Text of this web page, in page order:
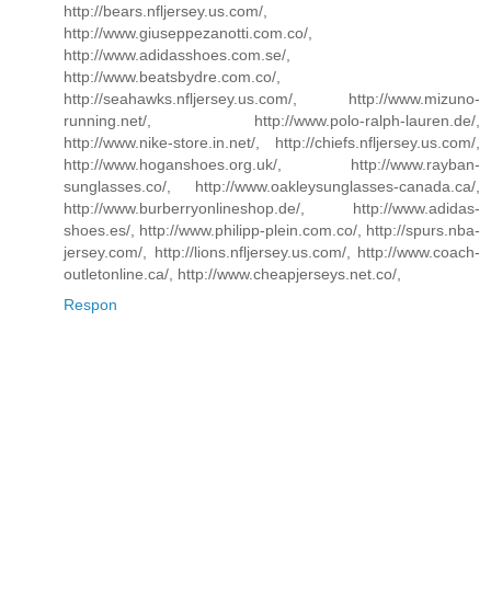
http://bears.nfljersey.us.com/,
http://www.giuseppezanotti.com.co/,
http://www.adidasshoes.com.se/,
http://www.beatsbydre.com.co/,
http://seahawks.nfljersey.us.com/, http://www.mizuno-
running.net/, http://www.polo-ralph-lauren.de/,
http://www.nike-store.in.net/, http://chiefs.nfljersey.us.com/,
http://www.hoganshoes.org.uk/, http://www.rayban-
sunglasses.co/, http://www.oakleysunglasses-canada.ca/,
http://www.burberryonlineshop.de/, http://www.adidas-
shoes.es/, http://www.philipp-plein.com.co/, http://spurs.nba-
jersey.com/, http://lions.nfljersey.us.com/, http://www.coach-
outletonline.ca/, http://www.cheapjerseys.net.co/,
Respon